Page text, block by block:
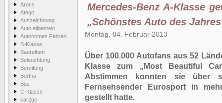
Arocs
Atego
Auszeichnung
Auto allgemein
Autonomes Fahren
B-Klasse
Baureihen
Beleuchtung
Bereifung
Bertha
Bus
C-Klasse
car2go
Mercedes-Benz A-Klasse
„Schönstes Auto des Jahres
Montag, 04. Februar 2013
Über 100.000 Autofans aus 52
Klasse zum „Most Beautiful
Abstimmen konnten sie über
Fernsehsender Eurosport in
gestellt hatte.